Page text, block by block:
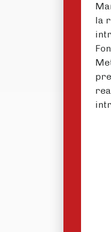
la